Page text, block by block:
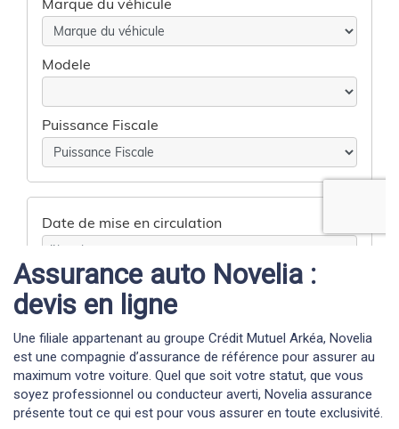
Assurance auto Novelia :
devis en ligne
Une filiale appartenant au groupe Crédit Mutuel Arkéa, Novelia
est une compagnie d’assurance de référence pour assurer au
maximum votre voiture. Quel que soit votre statut, que vous
soyez professionnel ou conducteur averti, Novelia assurance
présente tout ce qui est pour vous assurer en toute exclusivité.